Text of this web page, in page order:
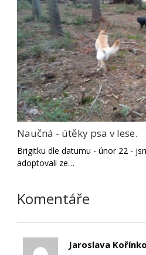
Naučná - útěky psa v lese.
Brigitku dle datumu - únor 22 -
adoptovali ze…
Komentáře
Jaroslava